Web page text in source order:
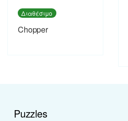
Διαθέσιμο
Chopper
Puzzles